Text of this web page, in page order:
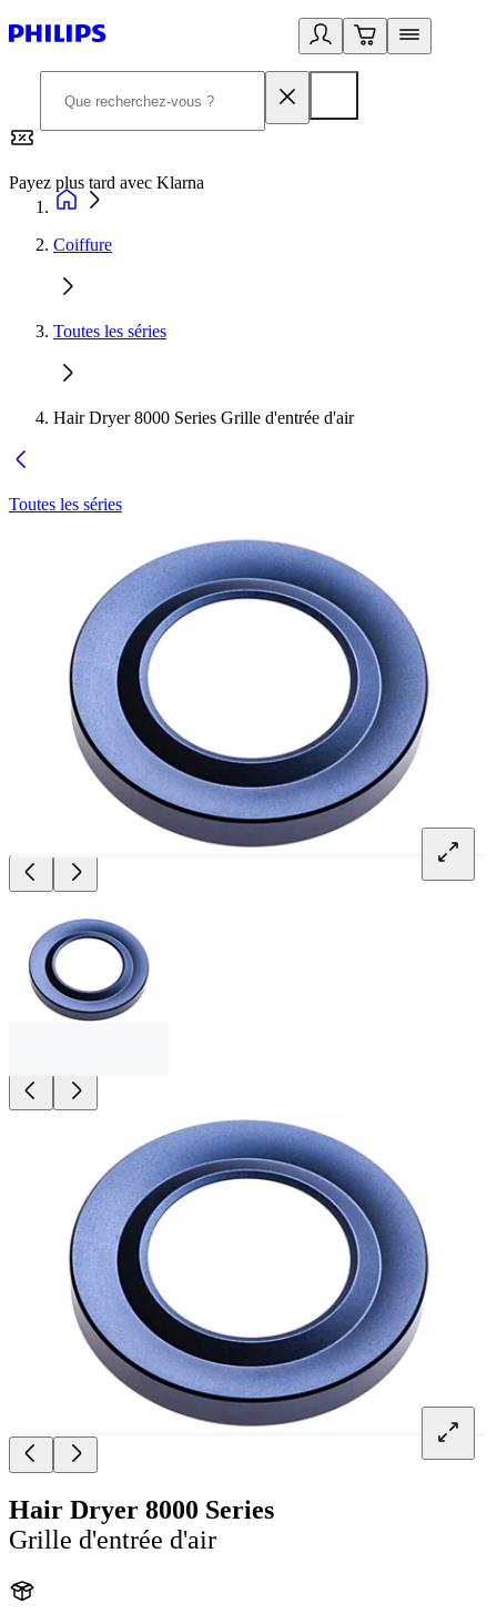
Payez plus tard avec Klarna
Coiffure
Toutes les séries
Hair Dryer 8000 Series Grille d'entrée d'air
Toutes les séries
Hair Dryer 8000 Series
Grille d'entrée d'air